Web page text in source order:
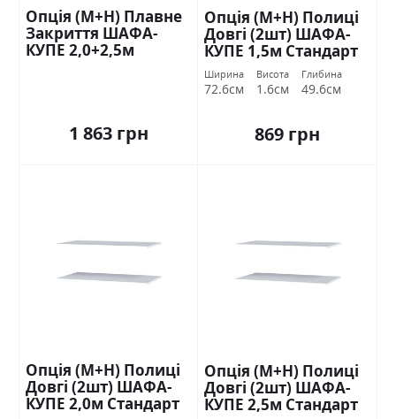
Опція (М+Н) Плавне
Закриття ШАФА-
КУПЕ 2,0+2,5м
1 863 грн
Опція (М+Н) Полиці
Довгі (2шт) ШАФА-
КУПЕ 1,5м Стандарт
Ширина
72.6см
Висота
1.6см
Глибина
49.6см
869 грн
Опція (М+Н) Полиці
Довгі (2шт) ШАФА-
КУПЕ 2,0м Стандарт
Опція (М+Н) Полиці
Довгі (2шт) ШАФА-
КУПЕ 2,5м Стандарт